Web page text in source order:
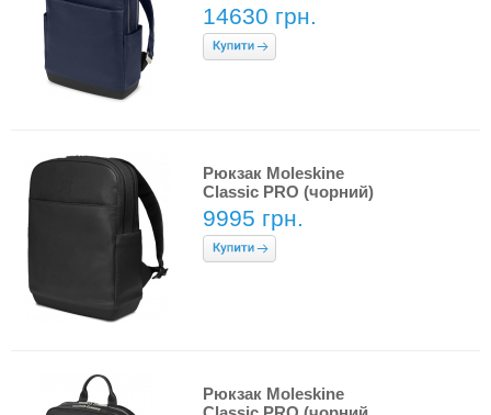
14630 грн.
Рюкзак Moleskine
Classic PRO (чорний)
9995 грн.
Рюкзак Moleskine